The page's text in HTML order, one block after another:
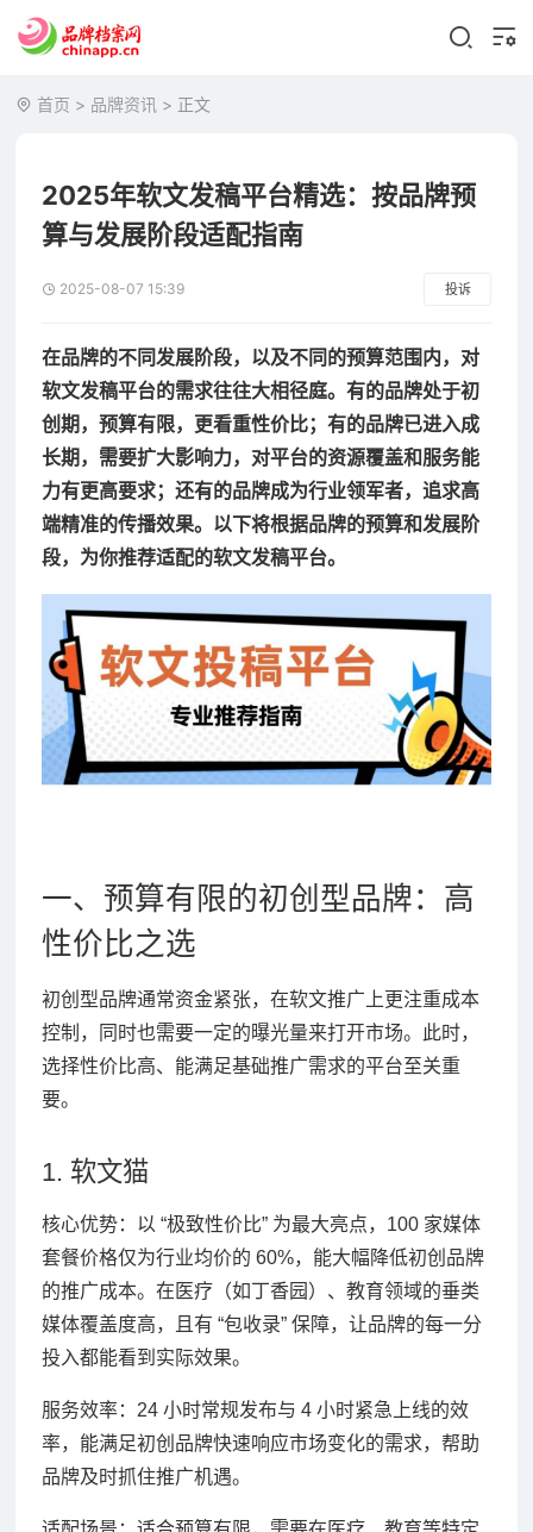
首页 > 品牌资讯 > 正文
2025年软文发稿平台精选：按品牌预
算与发展阶段适配指南
2025-08-07 15:39 投诉
在品牌的不同发展阶段，以及不同的预算范围内，对
软文发稿平台的需求往往大相径庭。有的品牌处于初
创期，预算有限，更看重性价比；有的品牌已进入成
长期，需要扩大影响力，对平台的资源覆盖和服务能
力有更高要求；还有的品牌成为行业领军者，追求高
端精准的传播效果。以下将根据品牌的预算和发展阶
段，为你推荐适配的软文发稿平台。
一、预算有限的初创型品牌：高
性价比之选
初创型品牌通常资金紧张，在软文推广上更注重成本
控制，同时也需要一定的曝光量来打开市场。此时，
选择性价比高、能满足基础推广需求的平台至关重
要。
1. 软文猫
核心优势：以 “极致性价比” 为最大亮点，100 家媒体
套餐价格仅为行业均价的 60%，能大幅降低初创品牌
的推广成本。在医疗（如丁香园）、教育领域的垂类
媒体覆盖度高，且有 “包收录” 保障，让品牌的每一分
投入都能看到实际效果。
服务效率：24 小时常规发布与 4 小时紧急上线的效
率，能满足初创品牌快速响应市场变化的需求，帮助
品牌及时抓住推广机遇。